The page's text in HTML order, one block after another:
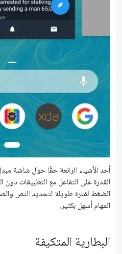
أحد الأشياء الرائعة حقًا حول شاشة
القدرة على التفاعل مع التطبيقات
الضغط لفترة طويلة لتحديد النص
المهام أسهل بكثير.
البطارية المتكيفة